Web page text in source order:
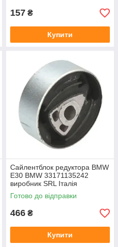
157 ₴
Купити
Сайлентблок редуктора BMW
E30 BMW 33171135242
виробник SRL Італія
Готово до відправки
466 ₴
Купити